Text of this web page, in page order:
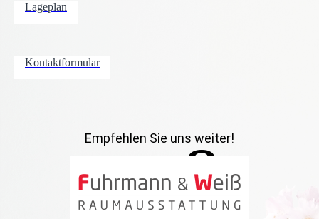
Lageplan
Kontaktformular
Empfehlen Sie uns weiter!
Fuhrma
nn &